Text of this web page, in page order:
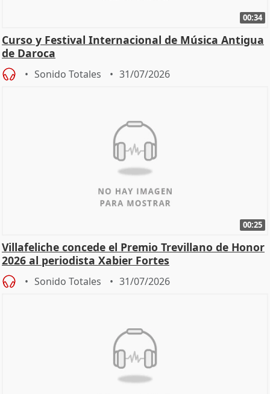
00:34
Curso y Festival Internacional de Música Antigua
de Daroca
Sonido Totales 31/07/2026
00:25
Villafeliche concede el Premio Trevillano de Honor
2026 al periodista Xabier Fortes
Sonido Totales 31/07/2026